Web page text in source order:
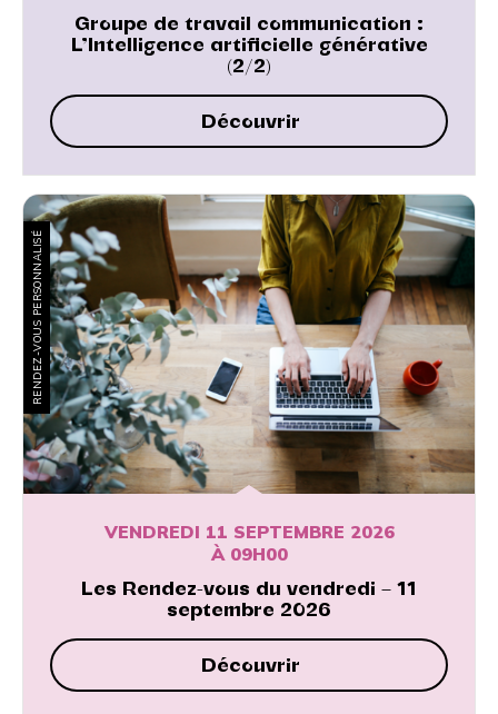
Groupe de travail communication :
L’Intelligence artificielle générative
(2/2)
Découvrir
RENDEZ-VOUS PERSONNALISÉ
VENDREDI 11 SEPTEMBRE 2026
À 09H00
Les Rendez-vous du vendredi – 11
septembre 2026
Découvrir